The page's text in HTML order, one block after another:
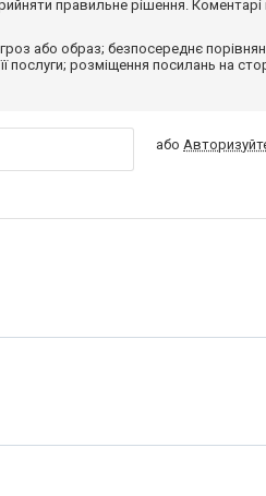
правильне рішення. Коментарі
або образ; безпосереднє
послуги; розміщення посилань на
або